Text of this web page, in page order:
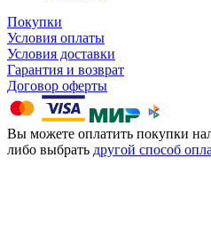
Покупки
Условия оплаты
Условия доставки
Гарантия и возврат
Договор оферты
Вы можете оплатить покупки
либо выбрать другой способ